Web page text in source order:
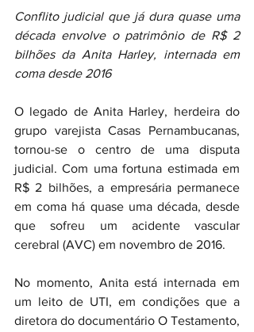
Conflito judicial que já dura quase uma
década envolve o patrimônio de R$ 2
bilhões da Anita Harley, internada em
coma desde 2016
O legado de Anita Harley, herdeira do
grupo varejista Casas Pernambucanas,
tornou-se o centro de uma disputa
judicial. Com uma fortuna estimada em
R$ 2 bilhões, a empresária permanece
em coma há quase uma década, desde
que sofreu um acidente vascular
cerebral (AVC) em novembro de 2016.
No momento, Anita está internada em
um leito de UTI, em condições que a
diretora do documentário O Testamento,